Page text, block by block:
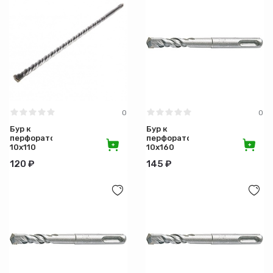
0
Бур к
перфоратору
10х110
120 ₽
0
Бур к
перфоратору
10х160
145 ₽